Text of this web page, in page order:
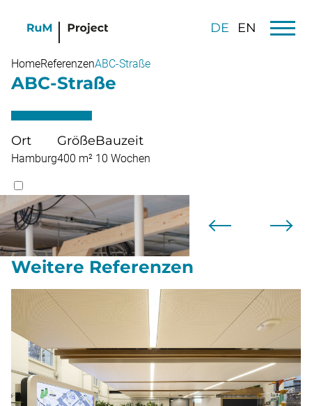
DE EN
HomeReferenzenABC-Straße
ABC-Straße
Ort
Hamburg
Größe
400 m²
Bauzeit
10 Wochen
Weitere Referenzen
MÜNCHEN